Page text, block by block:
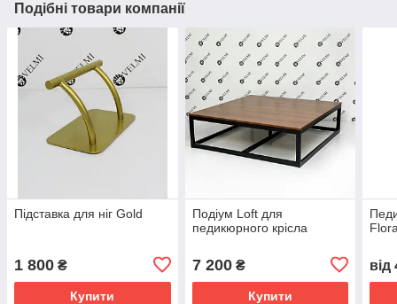
Подібні товари компанії
Підставка для ніг Gold
1 800 ₴
Купити
Подіум Loft для
педикюрного крісла
7 200₴
Купити
від